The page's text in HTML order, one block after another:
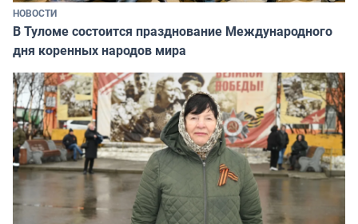
НОВОСТИ
В Туломе состоится празднование Международного
дня коренных народов мира